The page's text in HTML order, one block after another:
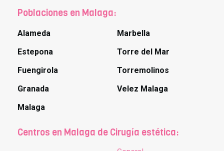
Poblaciones en Malaga:
Alameda
Estepona
Fuengirola
Granada
Malaga
Marbella
Torre del Mar
Torremolinos
Velez Malaga
Centros en Malaga de Cirugía estética: